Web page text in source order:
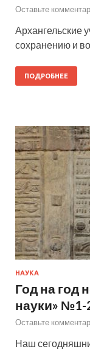
Оставьте
Архангельские
сохранению и
ПОДРОБНЕЕ
НАУКА
Год на год
науки» №1-
Оставьте
Наш